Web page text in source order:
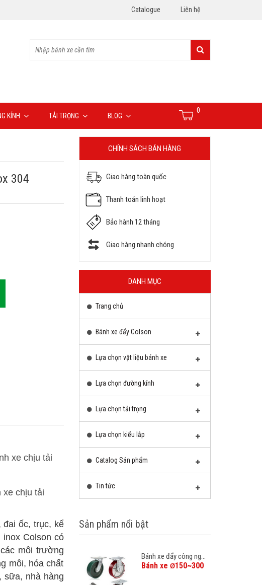
Liên hệ
Catalogue
KÍNH TẢI TRỌNG BLOG
0
304
xe chịu tải
xe chịu tải
đai ốc, trục, kể
inox Colson có
môi trường
môi, hóa chất
sữa, nhà hàng
CHÍNH SÁCH BÁN HÀNG
Giao hàng toàn quốc
Thanh toán linh hoạt
Bảo hành 12 tháng
Giao hàng nhanh chóng
DANH MỤC
Trang chủ
Bánh xe đẩy Colson
Lựa chọn vật liệu bánh xe
Lựa chọn đường kính
Lựa chọn tải trọng
Lựa chọn kiểu lắp
Catalog Sản phẩm
Tin tức
Sản phẩm nổi bật
Bánh xe đẩy công ng...
Bánh xe Ø150~300